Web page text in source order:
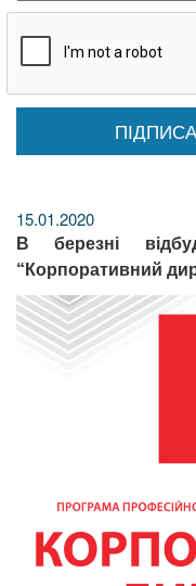
15.01.2020
В березні
“Корпоративний